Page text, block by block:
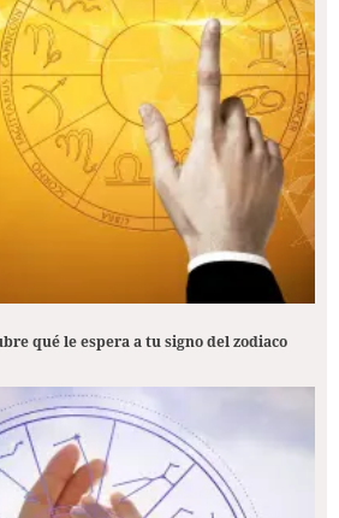
qué le espera a tu signo del zodiaco